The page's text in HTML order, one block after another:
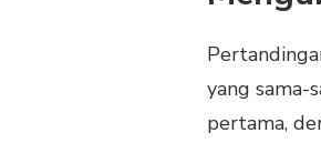
KONTROVERSI
MERAHyang sama-
pertama,